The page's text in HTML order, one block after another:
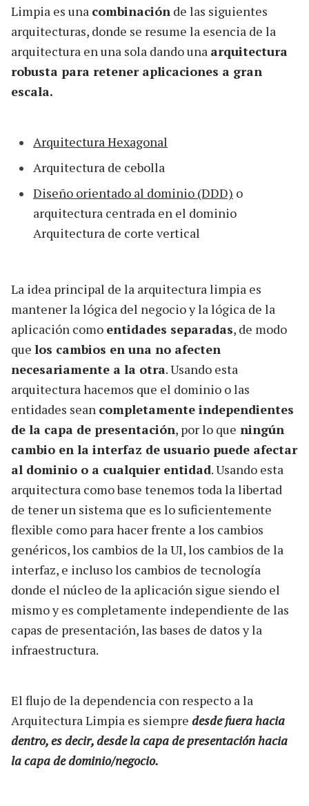
Limpia es una combinación de las siguientes
arquitecturas, donde se resume la esencia de la
arquitectura en una sola dando una arquitectura
robusta para retener aplicaciones a gran
escala.
Arquitectura Hexagonal
Arquitectura de cebolla
Diseño orientado al dominio (DDD) o
arquitectura centrada en el dominio
Arquitectura de corte vertical
La idea principal de la arquitectura limpia es
mantener la lógica del negocio y la lógica de la
aplicación como entidades separadas, de modo
que los cambios en una no afecten
necesariamente a la otra. Usando esta
arquitectura hacemos que el dominio o las
entidades sean completamente independientes
de la capa de presentación, por lo que ningún
cambio en la interfaz de usuario puede afectar
al dominio o a cualquier entidad. Usando esta
arquitectura como base tenemos toda la libertad
de tener un sistema que es lo suficientemente
flexible como para hacer frente a los cambios
genéricos, los cambios de la UI, los cambios de la
interfaz, e incluso los cambios de tecnología
donde el núcleo de la aplicación sigue siendo el
mismo y es completamente independiente de las
capas de presentación, las bases de datos y la
infraestructura.
El flujo de la dependencia con respecto a la
Arquitectura Limpia es siempre desde fuera hacia
dentro, es decir, desde la capa de presentación hacia
la capa de dominio/negocio.